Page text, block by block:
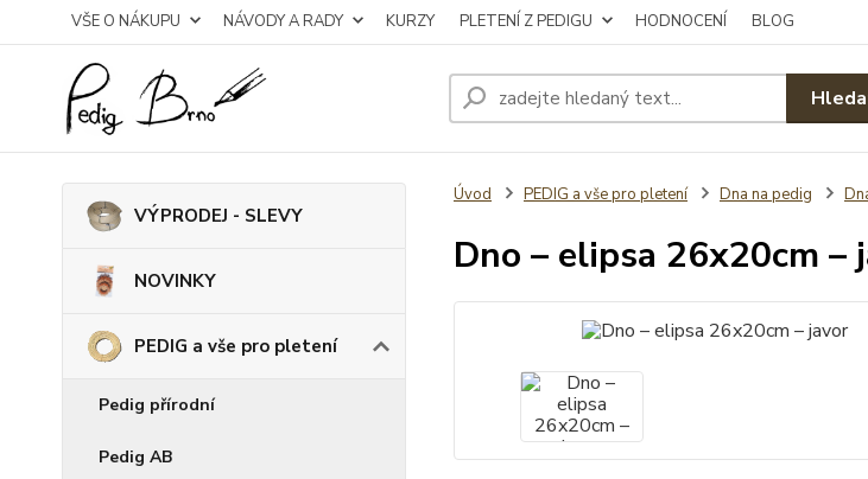
VŠE O NÁKUPU NÁVODY A RADY KURZY PLETENÍ Z PEDIGU HODNOCENÍ BLOG
VÝPRODEJ - SLEVY
NOVINKY
PEDIG a vše pro pletení
Pedig přírodní
Pedig AB
Úvod PEDIG a vše pro pletení Dna na pedig
Dno – elipsa 26x20cm –